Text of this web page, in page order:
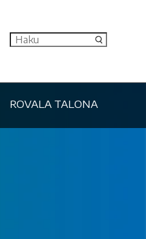
ROVALA TALONA